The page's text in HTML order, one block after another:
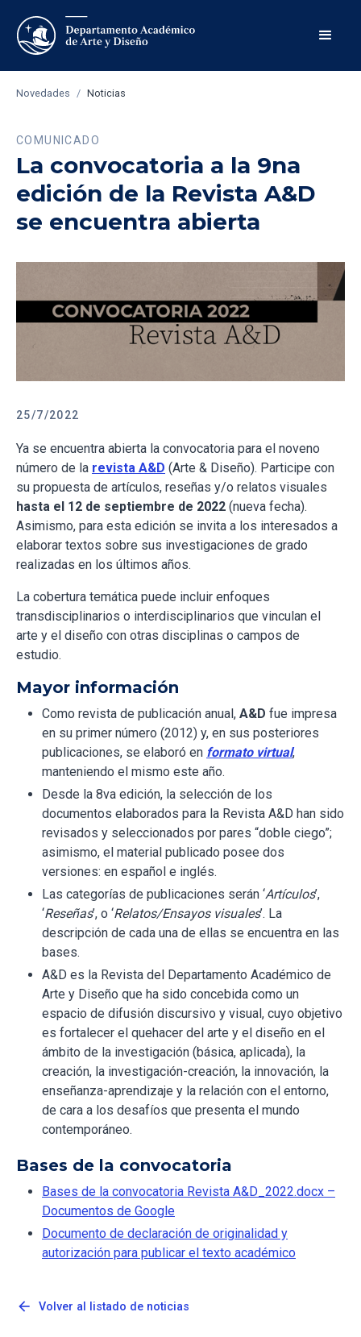
Novedades / Noticias
COMUNICADO
La convocatoria a la 9na
edición de la Revista A&D
se encuentra abierta
25/7/2022
Ya se encuentra abierta la convocatoria para el noveno
número de la revista A&D (Arte & Diseño). Participe con
su propuesta de artículos, reseñas y/o relatos visuales
hasta el 12 de septiembre de 2022 (nueva fecha).
Asimismo, para esta edición se invita a los interesados a
elaborar textos sobre sus investigaciones de grado
realizadas en los últimos años.
La cobertura temática puede incluir enfoques
transdisciplinarios o interdisciplinarios que vinculan el
arte y el diseño con otras disciplinas o campos de
estudio.
Mayor información
Como revista de publicación anual, A&D fue impresa
en su primer número (2012) y, en sus posteriores
publicaciones, se elaboró en formato virtual,
manteniendo el mismo este año.
Desde la 8va edición, la selección de los
documentos elaborados para la Revista A&D han sido
revisados y seleccionados por pares “doble ciego”;
asimismo, el material publicado posee dos
versiones: en español e inglés.
Las categorías de publicaciones serán ‘Artículos’,
‘Reseñas’, o ‘Relatos/Ensayos visuales’. La
descripción de cada una de ellas se encuentra en las
bases.
A&D es la Revista del Departamento Académico de
Arte y Diseño que ha sido concebida como un
espacio de difusión discursivo y visual, cuyo objetivo
es fortalecer el quehacer del arte y el diseño en el
ámbito de la investigación (básica, aplicada), la
creación, la investigación-creación, la innovación, la
enseñanza-aprendizaje y la relación con el entorno,
de cara a los desafíos que presenta el mundo
contemporáneo.
Bases de la convocatoria
Bases de la convocatoria Revista A&D_2022.docx –
Documentos de Google
Documento de declaración de originalidad y
autorización para publicar el texto académico
arrow_back Volver al listado de noticias